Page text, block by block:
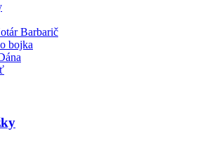
Barbarič
bojka